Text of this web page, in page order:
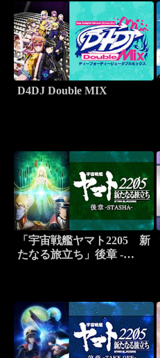
D4DJ Double MIX
「宇宙戦艦ヤマト2205 新
たなる旅立ち」後章 -